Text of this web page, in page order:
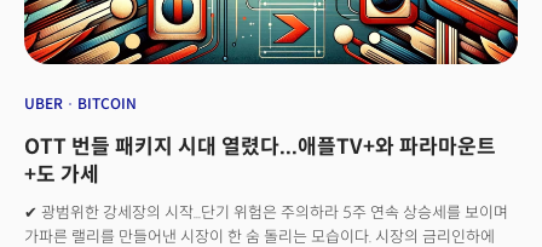
UBER BITCOIN
OTT 번들 패키지 시대 열렸다...애플TV+와 파라마운트
+도 가세
✔ 광범위한 강세장의 시작...단기 위험은 주의하라 5주 연속 상승세를 보이며
가파른 랠리를 만들어낸 시장이 한 숨 돌리는 모습이다. 시장의 금리인하에